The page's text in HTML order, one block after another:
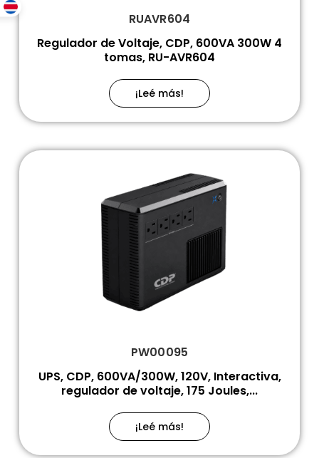
RUAVR604
Regulador de Voltaje, CDP, 600VA 300W 4
tomas, RU-AVR604
¡Leé más!
PW00095
UPS, CDP, 600VA/300W, 120V, Interactiva,
regulador de voltaje, 175 Joules,...
¡Leé más!